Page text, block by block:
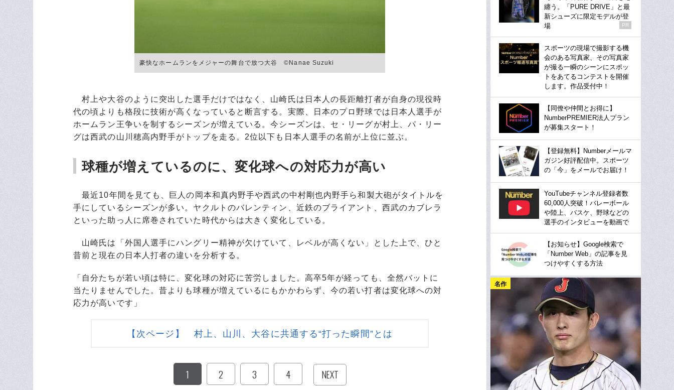
豪快なホームランをメジャーの舞台で放つ大谷 ©Nanae Suzuki
村上や大谷のように突出した選手だけではなく、山崎氏は日本人の長距離打者が自身の現役時
代の頃よりも格段に技術が高くなっていると断言する。実際、日本のプロ野球では日本人選手が
ホームラン王争いを制するシーズンが増えている。今シーズンは、セ・リーグが村上、パ・リー
グは西武の山川穂高内野手がトップを走る。2位以下も日本人選手の名前が上位に並ぶ。
球種が増えているのに、変化球への対応力が高い
最近10年間を見ても、巨人の岡本和真内野手や西武の中村剛也内野手ら和製大砲がタイトルを
手にしているシーズンが多い。ヤクルトのバレンティン、近鉄のブライアント、西武のカブレラ
といった助っ人に席巻されていた時代からは大きく変化している。
山崎氏は「外国人選手にハングリー精神が欠けていて、レベルが高くない」とした上で、ひと
昔前と現在の日本人打者の違いを分析する。
「自分たちが若い頃は特に、変化球の対応に苦労しました。高卒5年が経っても、全然バットに
当たりませんでした。昔よりも球種が増えているにもかかわらず、今の若い打者は変化球への対
応力が高いです」
【次ページ】 村上、山川、大谷に共通する“打った瞬間”とは
1 2 3 4 NEXT
纏う。「PURE DRIVE」と最
新シューズに限定モデルが登
場
PR
スポーツの現場で撮影する機
会のある写真家、その写真家
が撮る一瞬のシーンにスポッ
トをあてるコンテストを開催
します。作品受付中！
【同僚や仲間とお得に】
NumberPREMIER法人プラン
が募集スタート！
【登録無料】Numberメールマ
ガジン好評配信中。スポーツ
の「今」をメールでお届け！
YouTubeチャンネル登録者数
60,000人突破！バレーボール
や陸上、バスケ、野球などの
選手のインタビューを動画で
【お知らせ】Google検索で
「Number Web」の記事を見
つけやすくする方法
名作